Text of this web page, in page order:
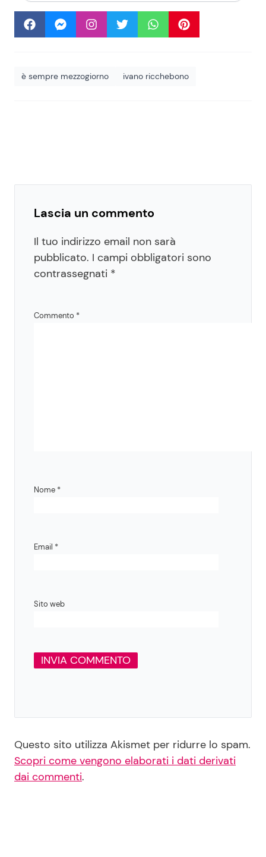
è sempre mezzogiorno ivano ricchebono
Lascia un commento
Il tuo indirizzo email non sarà
pubblicato. I campi obbligatori sono
contrassegnati *
Commento *
Nome *
Email *
Sito web
Questo sito utilizza Akismet per ridurre lo spam.
Scopri come vengono elaborati i dati derivati
dai commenti.